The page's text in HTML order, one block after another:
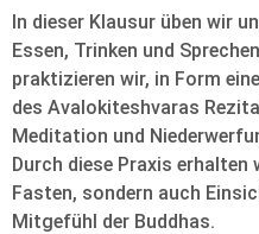
In dieser Klausur üben wir
Essen, Trinken und
praktizieren wir, in Form
des Avalokiteshvaras
Meditation und
Durch diese Praxis
Fasten, sondern auch
Mitgefühl der Buddhas.